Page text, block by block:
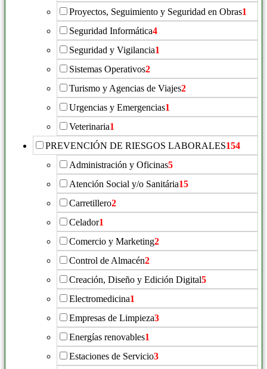
Proyectos, Seguimiento y Seguridad en Obras1
Seguridad Informática4
Seguridad y Vigilancia1
Sistemas Operativos2
Turismo y Agencias de Viajes2
Urgencias y Emergencias1
Veterinaria1
PREVENCIÓN DE RIESGOS LABORALES154
Administración y Oficinas5
Atención Social y/o Sanitária15
Carretillero2
Celador1
Comercio y Marketing2
Control de Almacén2
Creación, Diseño y Edición Digital5
Electromedicina1
Empresas de Limpieza3
Energías renovables1
Estaciones de Servicio3